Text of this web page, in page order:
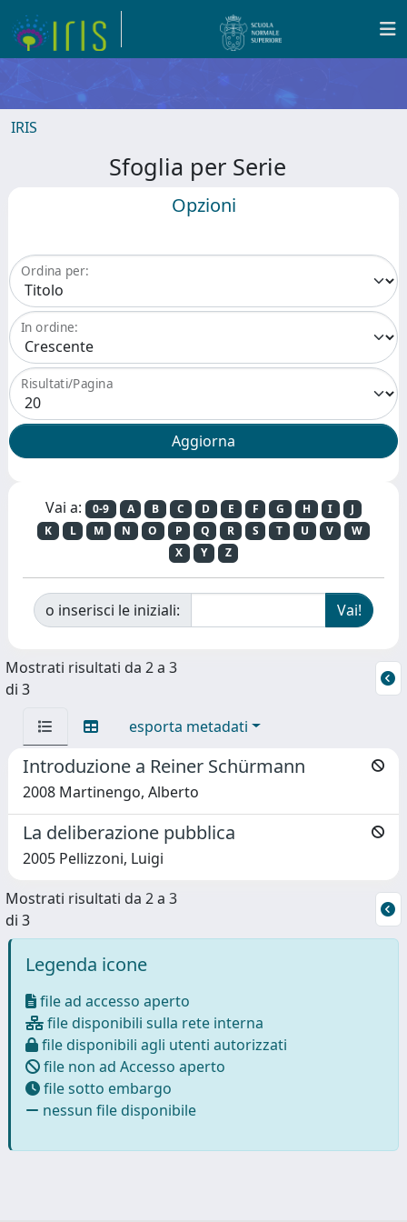
IRIS
Sfoglia per Serie
Opzioni
Ordina per:
In ordine:
Risultati/Pagina
Vai a: 0-9 A B C D E F G H I
J
K
L M N O P Q R S T U V
W
X
Y Z
o inserisci le iniziali:
Mostrati risultati da 2 a 3
di 3
esporta metadati
Introduzione a Reiner Schürmann
2008 Martinengo, Alberto
La deliberazione pubblica
2005 Pellizzoni, Luigi
Mostrati risultati da 2 a 3
di 3
Legenda icone
file ad accesso aperto
file disponibili sulla rete interna
file disponibili agli utenti autorizzati
file non ad Accesso aperto
file sotto embargo
nessun file disponibile